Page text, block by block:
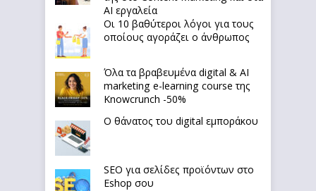
AI εργαλεία
Οι 10 βαθύτεροι λόγοι για τους
οποίους αγοράζει ο άνθρωπος
Όλα τα βραβευμένα digital & AI
marketing e-learning course της
Knowcrunch -50%
Ο θάνατος του digital εμποράκου
SEO για σελίδες προϊόντων στο
Eshop σου